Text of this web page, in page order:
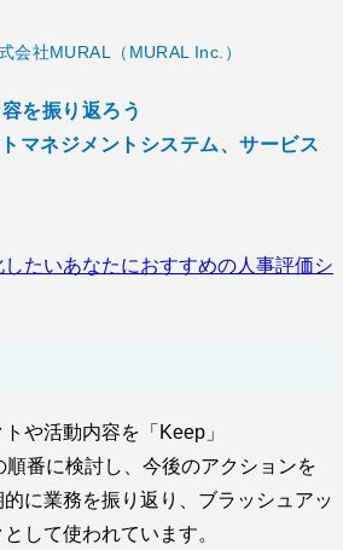
会社MURAL（MURAL Inc.）
を振り返ろう
マネジメントシステム、サービス
たいあなたにおすすめの人事評価シ
や活動内容を「Keep」
順番に検討し、今後のアクションを
に業務を振り返り、ブラッシュアッ
して使われています。